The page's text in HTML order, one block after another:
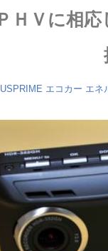
ＨＶに相
エコカー エネ